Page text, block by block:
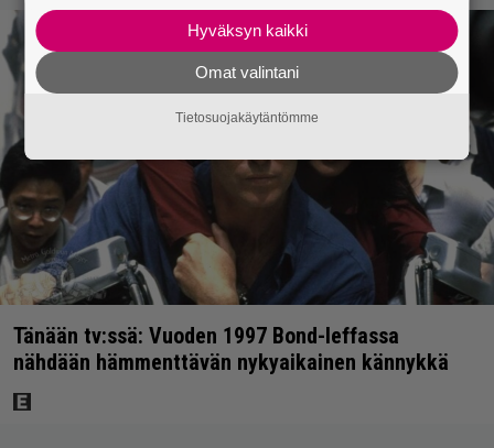
Tänään tv:ssä: Vuoden 1997 Bond-leffassa
nähdään hämmenttävän nykyaikainen kännykkä
Hyväksyn kaikki
Omat valintani
Tietosuojakäytäntömme